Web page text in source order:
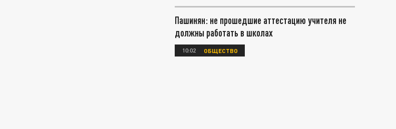
Пашинян: не прошедшие аттестацию учителя не
должны работать в школах
10:02 ОБЩЕСТВО